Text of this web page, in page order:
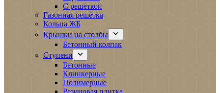
С решёткой
Газонная решётка
Кольца ЖБ
Крышки на столбы
Бетонный колпак
Ступени
Бетонные
Клинкерные
Полимерные
Резиновая плитка